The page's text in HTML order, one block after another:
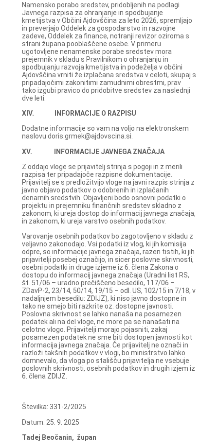
Namensko porabo sredstev, pridobljenih na podlagi
Javnega razpisa za ohranjanje in spodbujanje
kmetijstva v Občini Ajdovščina za leto 2026, spremljajo
in preverjajo Oddelek za gospodarstvo in razvojne
zadeve, Oddelek za finance, notranji revizor oziroma s
strani župana pooblaščene osebe. V primeru
ugotovljene nenamenske porabe sredstev mora
prejemnik v skladu s Pravilnikom o ohranjanju in
spodbujanju razvoja kmetijstva in podeželja v občini
Ajdovščina vrniti že izplačana sredstva v celoti, skupaj s
pripadajočimi zakonitimi zamudnimi obrestmi, prav
tako izgubi pravico do pridobitve sredstev za naslednji
dve leti.
XIV. INFORMACIJE O RAZPISU
Dodatne informacije so vam na voljo na elektronskem
naslovu doris.grmek@ajdovscina.si.
XV. INFORMACIJE JAVNEGA ZNAČAJA
Z oddajo vloge se prijavitelj strinja s pogoji in z merili
razpisa ter pripadajoče razpisne dokumentacije.
Prijavitelj se s predložitvijo vloge na javni razpis strinja z
javno objavo podatkov o odobrenih in izplačanih
denarnih sredstvih. Objavljeni bodo osnovni podatki o
projektu in prejemniku finančnih sredstev skladno z
zakonom, ki ureja dostop do informacij javnega značaja,
in zakonom, ki ureja varstvo osebnih podatkov.
Varovanje osebnih podatkov bo zagotovljeno v skladu z
veljavno zakonodajo. Vsi podatki iz vlog, ki jih komisija
odpre, so informacije javnega značaja, razen tistih, ki jih
prijavitelji posebej označijo, in sicer poslovne skrivnosti,
osebni podatki in druge izjeme iz 6. člena Zakona o
dostopu do informacij javnega značaja (Uradni list RS,
št. 51/06 – uradno prečiščeno besedilo, 117/06 –
ZDavP-2, 23/14, 50/14, 19/15 – odl. US, 102/15 in 7/18, v
nadaljnjem besedilu: ZDIJZ), ki niso javno dostopne in
tako ne smejo biti razkrite oz. dostopne javnosti.
Poslovna skrivnost se lahko nanaša na posamezen
podatek ali na del vloge, ne more pa se nanašati na
celotno vlogo. Prijavitelji morajo pojasniti, zakaj
posamezen podatek ne sme biti dostopen javnosti kot
informacija javnega značaja. Če prijavitelj ne označi in
razloži takšnih podatkov v vlogi, bo ministrstvo lahko
domnevalo, da vloga po stališču prijavitelja ne vsebuje
poslovnih skrivnosti, osebnih podatkov in drugih izjem iz
6. člena ZDIJZ.
Številka: 331-2/2025
Datum: 25. 9. 2025
Tadej Beočanin, župan